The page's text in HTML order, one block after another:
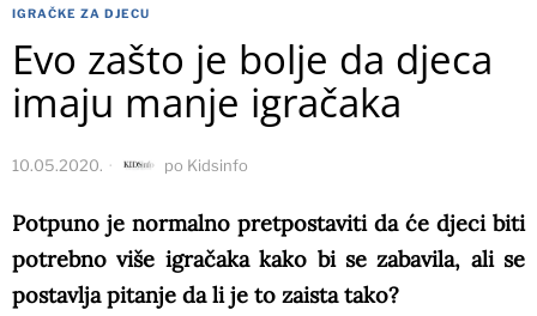
IGRAČKE ZA DJECU
Evo zašto je bolje da djeca
imaju manje igračaka
10.05.2020. po Kidsinfo
Potpuno je normalno pretpostaviti da će djeci biti
potrebno više igračaka kako bi se zabavila, ali se
postavlja pitanje da li je to zaista tako?